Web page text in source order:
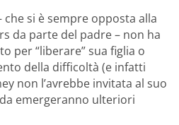
che si è sempre opposta alla
da parte del padre – non ha
per “liberare” sua figlia o
della difficoltà (e infatti
non l’avrebbe invitata al suo
emergeranno ulteriori